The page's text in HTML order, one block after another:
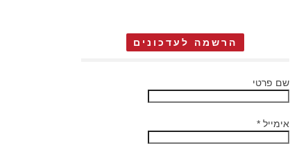
הרשמה לעדכונים
שם פרטי
אימייל *